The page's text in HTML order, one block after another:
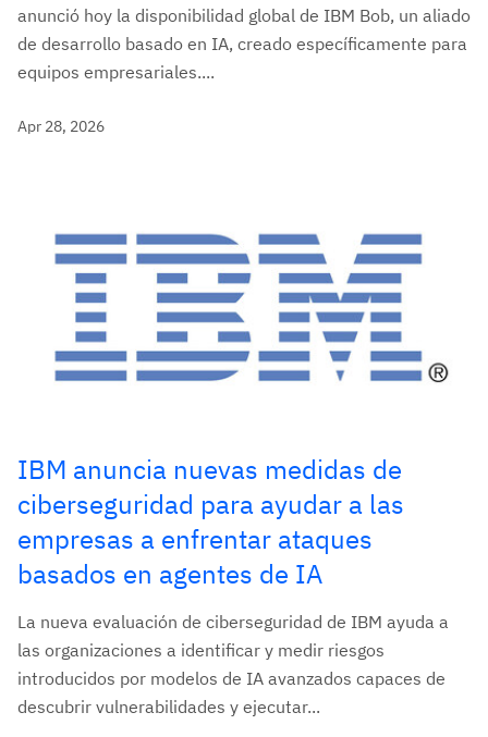
anunció hoy la disponibilidad global de IBM Bob, un aliado
de desarrollo basado en IA, creado específicamente para
equipos empresariales....
Apr 28, 2026
IBM anuncia nuevas medidas de
ciberseguridad para ayudar a las
empresas a enfrentar ataques
basados en agentes de IA
La nueva evaluación de ciberseguridad de IBM ayuda a
las organizaciones a identificar y medir riesgos
introducidos por modelos de IA avanzados capaces de
descubrir vulnerabilidades y ejecutar...